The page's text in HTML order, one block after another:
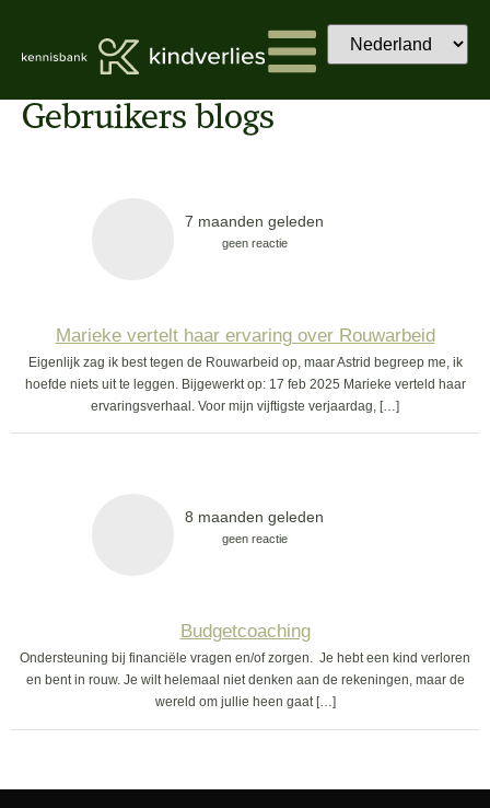
Gebruikers blogs
7 maanden geleden
geen reactie
Marieke vertelt haar ervaring over Rouwarbeid
Eigenlijk zag ik best tegen de Rouwarbeid op, maar Astrid begreep me, ik
hoefde niets uit te leggen. Bijgewerkt op: 17 feb 2025 Marieke verteld haar
ervaringsverhaal. Voor mijn vijftigste verjaardag, […]
8 maanden geleden
geen reactie
Budgetcoaching
Ondersteuning bij financiële vragen en/of zorgen. Je hebt een kind verloren
en bent in rouw. Je wilt helemaal niet denken aan de rekeningen, maar de
wereld om jullie heen gaat […]